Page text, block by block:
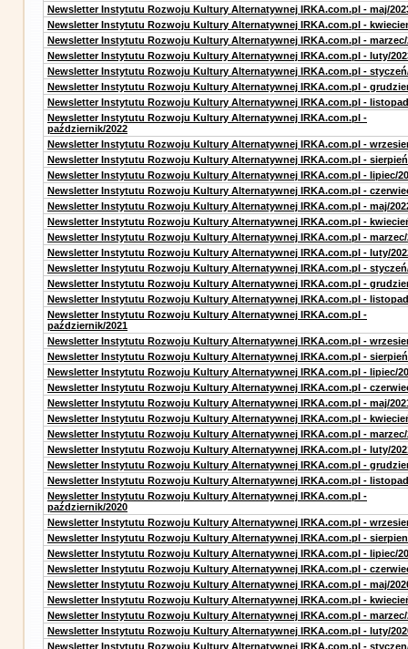
Newsletter Instytutu Rozwoju Kultury Alternatywnej IRKA.com.pl - maj/
Newsletter Instytutu Rozwoju Kultury Alternatywnej IRKA.com.pl -
Newsletter Instytutu Rozwoju Kultury Alternatywnej IRKA.com.pl - marzec/
Newsletter Instytutu Rozwoju Kultury Alternatywnej IRKA.com.pl - luty/
Newsletter Instytutu Rozwoju Kultury Alternatywnej IRKA.com.pl -
Newsletter Instytutu Rozwoju Kultury Alternatywnej IRKA.com.pl -
Newsletter Instytutu Rozwoju Kultury Alternatywnej IRKA.com.pl -
Newsletter Instytutu Rozwoju Kultury Alternatywnej IRKA.com.pl -
październik/2022
Newsletter Instytutu Rozwoju Kultury Alternatywnej IRKA.com.pl -
Newsletter Instytutu Rozwoju Kultury Alternatywnej IRKA.com.pl -
Newsletter Instytutu Rozwoju Kultury Alternatywnej IRKA.com.pl - lipiec/
Newsletter Instytutu Rozwoju Kultury Alternatywnej IRKA.com.pl -
Newsletter Instytutu Rozwoju Kultury Alternatywnej IRKA.com.pl - maj/
Newsletter Instytutu Rozwoju Kultury Alternatywnej IRKA.com.pl -
Newsletter Instytutu Rozwoju Kultury Alternatywnej IRKA.com.pl - marzec/
Newsletter Instytutu Rozwoju Kultury Alternatywnej IRKA.com.pl - luty/
Newsletter Instytutu Rozwoju Kultury Alternatywnej IRKA.com.pl -
Newsletter Instytutu Rozwoju Kultury Alternatywnej IRKA.com.pl -
Newsletter Instytutu Rozwoju Kultury Alternatywnej IRKA.com.pl -
Newsletter Instytutu Rozwoju Kultury Alternatywnej IRKA.com.pl -
październik/2021
Newsletter Instytutu Rozwoju Kultury Alternatywnej IRKA.com.pl -
Newsletter Instytutu Rozwoju Kultury Alternatywnej IRKA.com.pl -
Newsletter Instytutu Rozwoju Kultury Alternatywnej IRKA.com.pl - lipiec/
Newsletter Instytutu Rozwoju Kultury Alternatywnej IRKA.com.pl -
Newsletter Instytutu Rozwoju Kultury Alternatywnej IRKA.com.pl - maj/
Newsletter Instytutu Rozwoju Kultury Alternatywnej IRKA.com.pl -
Newsletter Instytutu Rozwoju Kultury Alternatywnej IRKA.com.pl - marzec/
Newsletter Instytutu Rozwoju Kultury Alternatywnej IRKA.com.pl - luty/
Newsletter Instytutu Rozwoju Kultury Alternatywnej IRKA.com.pl -
Newsletter Instytutu Rozwoju Kultury Alternatywnej IRKA.com.pl -
Newsletter Instytutu Rozwoju Kultury Alternatywnej IRKA.com.pl -
październik/2020
Newsletter Instytutu Rozwoju Kultury Alternatywnej IRKA.com.pl -
Newsletter Instytutu Rozwoju Kultury Alternatywnej IRKA.com.pl -
Newsletter Instytutu Rozwoju Kultury Alternatywnej IRKA.com.pl - lipiec/
Newsletter Instytutu Rozwoju Kultury Alternatywnej IRKA.com.pl -
Newsletter Instytutu Rozwoju Kultury Alternatywnej IRKA.com.pl - maj/
Newsletter Instytutu Rozwoju Kultury Alternatywnej IRKA.com.pl -
Newsletter Instytutu Rozwoju Kultury Alternatywnej IRKA.com.pl - marzec/
Newsletter Instytutu Rozwoju Kultury Alternatywnej IRKA.com.pl - luty/
Newsletter Instytutu Rozwoju Kultury Alternatywnej IRKA.com.pl -